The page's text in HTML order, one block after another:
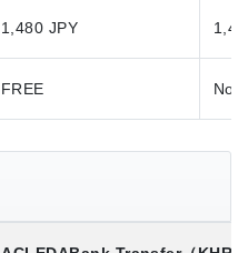
1,480 JPY
FREE Not